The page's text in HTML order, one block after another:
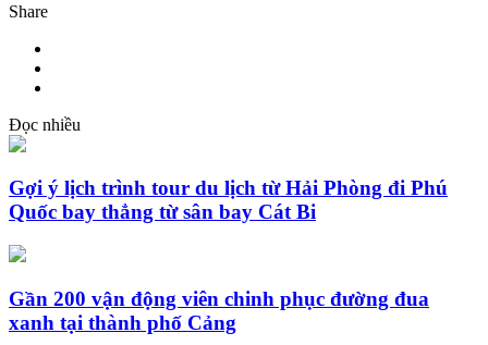
Share
Đọc nhiều
Gợi ý lịch trình tour du lịch từ Hải Phòng đi Phú
Quốc bay thẳng từ sân bay Cát Bi
Gần 200 vận động viên chinh phục đường đua
xanh tại thành phố Cảng